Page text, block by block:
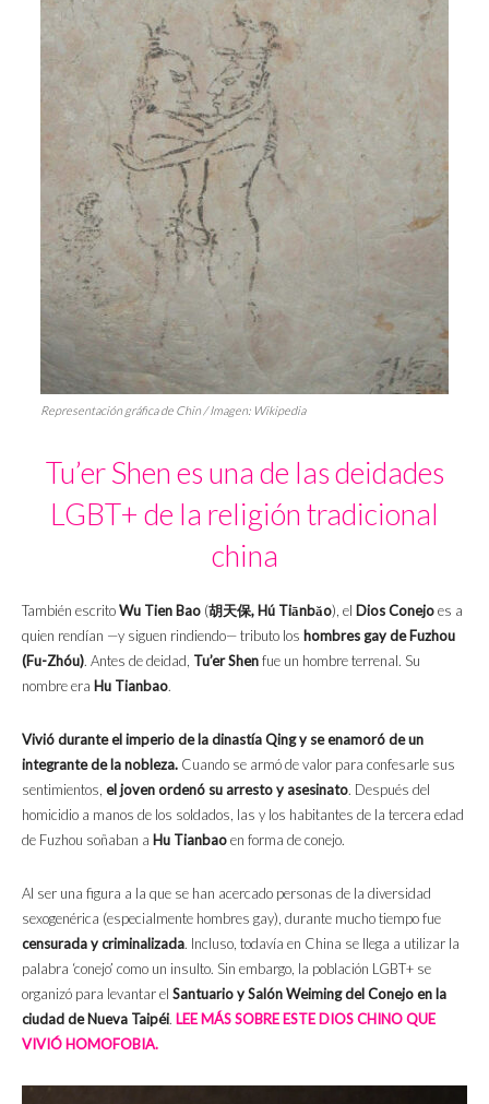
Representación gráfica de Chin / Imagen: Wikipedia
Tu’er Shen es una de las deidades
LGBT+ de la religión tradicional
china
También escritoWu Tien Bao (胡天保, Hú Tiānbăo), el Dios Conejoes a
quien rendían —y siguen rindiendo— tributo los hombres gay de Fuzhou
(Fu-Zhóu). Antes de deidad, Tu’er Shenfue un hombre terrenal. Su
nombre era Hu Tianbao.
Vivió durante el imperio de la dinastía Qing y se enamoró de un
integrante de la nobleza. Cuando se armó de valor para confesarle sus
sentimientos, el joven ordenó su arresto y asesinato. Después del
homicidio a manos de los soldados, las y los habitantes de la tercera edad
de Fuzhou soñaban a Hu Tianbaoen forma de conejo.
Al ser una figura a la que se han acercado personas de la diversidad
sexogenérica (especialmente hombres gay), durante mucho tiempo fue
censurada y criminalizada. Incluso, todavía en China se llega a utilizar la
palabra ‘conejo’ como un insulto. Sin embargo, la población LGBT+ se
organizó para levantar el Santuario y Salón Weiming del Conejo en la
ciudad de Nueva Taipéi. LEE MÁS SOBRE ESTE DIOS CHINO QUE
VIVIÓ HOMOFOBIA.